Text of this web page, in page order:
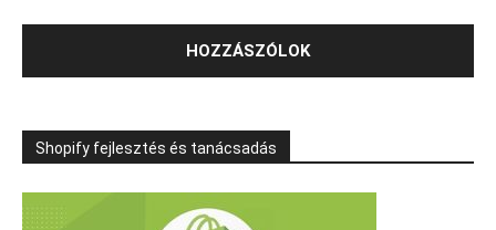
Shopify fejlesztés és tanácsadás